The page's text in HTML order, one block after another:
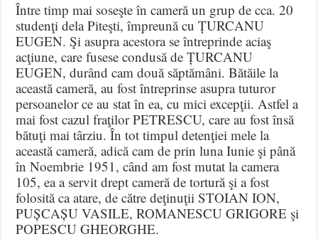
Între timp mai soseşte în cameră un grup de cca. 20
studenţi dela Piteşti, împreună cu ȚURCANU
EUGEN. Şi asupra acestora se întreprinde aciaş
acţiune, care fusese condusă de ȚURCANU
EUGEN, durând cam două săptămâni. Bătăile la
această cameră, au fost întreprinse asupra tuturor
persoanelor ce au stat în ea, cu mici excepţii. Astfel a
mai fost cazul fraţilor PETRESCU, care au fost însă
bătuţi mai târziu. În tot timpul detenţiei mele la
această cameră, adică cam de prin luna Iunie şi până
în Noembrie 1951, când am fost mutat la camera
105, ea a servit drept cameră de tortură şi a fost
folosită ca atare, de către deţinuţii STOIAN ION,
PUȘCAȘU VASILE, ROMANESCU GRIGORE şi
POPESCU GHEORGHE.